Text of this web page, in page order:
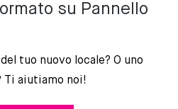
su Pannello
tuo nuovo locale? O uno
aiutiamo noi!